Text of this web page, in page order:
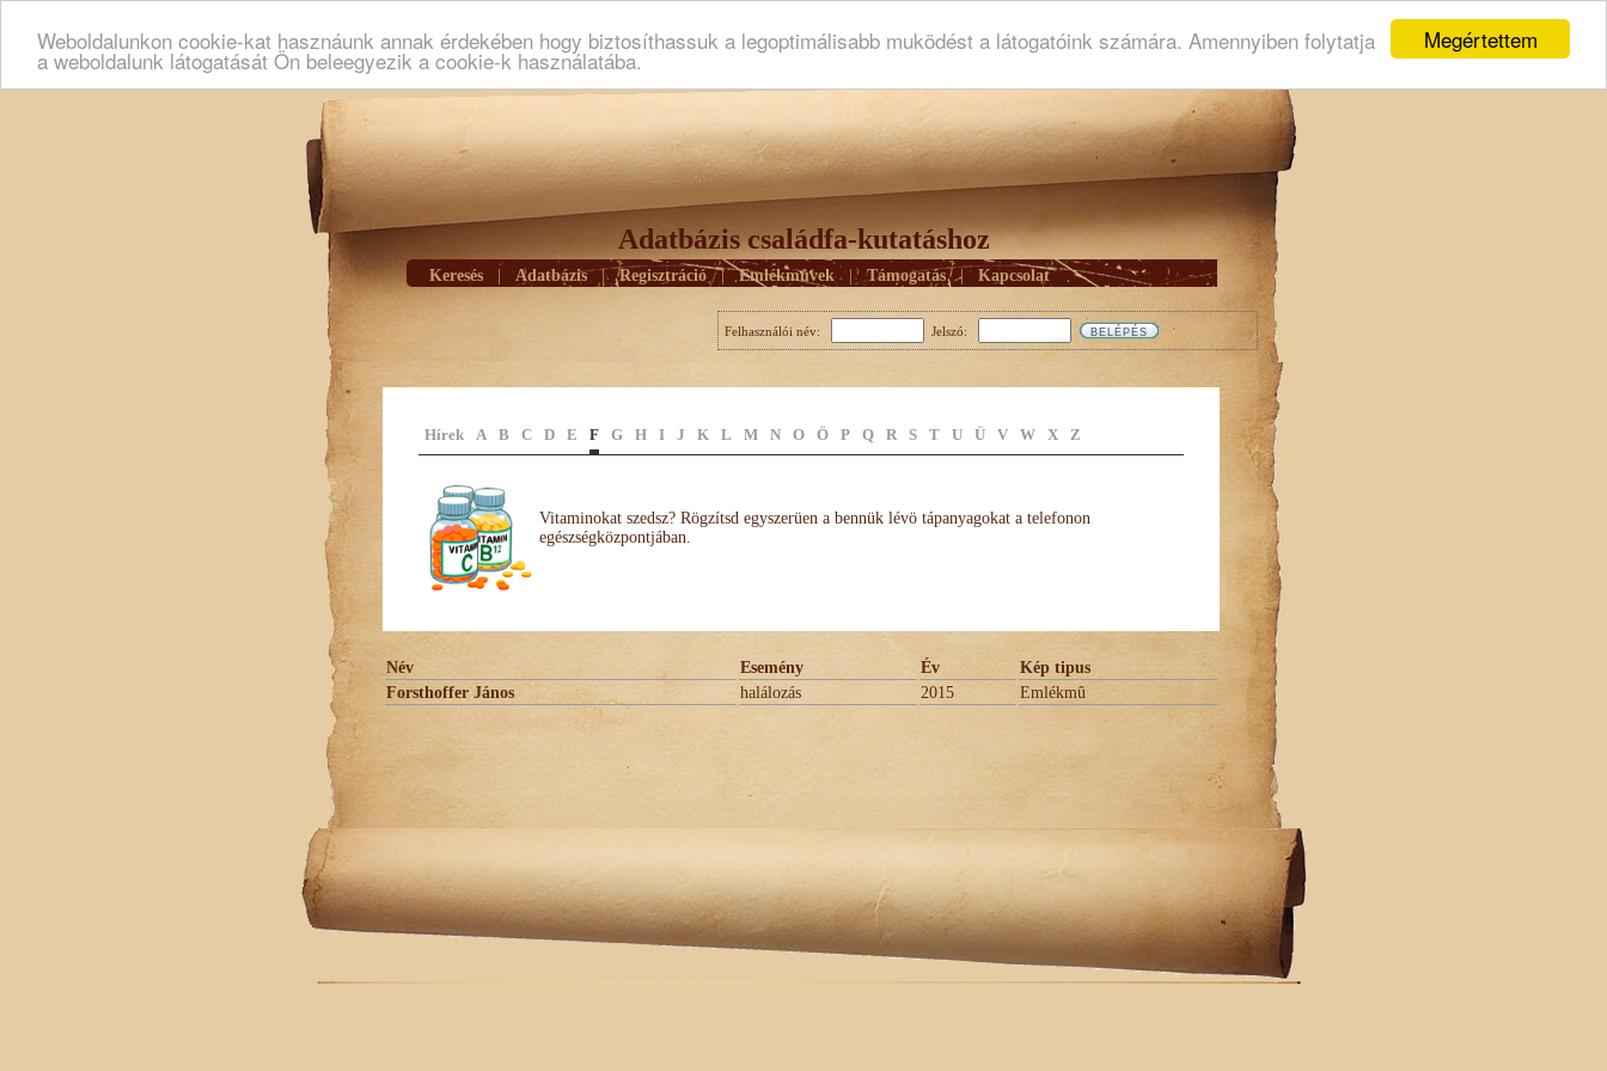
Megértettem
Weboldalunkon cookie-kat hasznáunk annak érdekében hogy biztosíthassuk a legoptimálisabb muködést a látogatóink számára. Amennyiben folytatja
a weboldalunk látogatását Ön beleegyezik a cookie-k használatába.
Adatbázis családfa-kutatáshoz
Keresés Adatbázis | Regisztráció | Emlékmûvek | Támogatás | Kapcsolat
Felhasználói név: Jelszó:
Hírek A B C D E F G H I J K L M N O Ö P Q R S T U Ü V W X Z
Vitaminokat szedsz? Rögzítsd egyszerüen a bennük lévö tápanyagokat a telefonon
egészségközpontjában.
Név Esemény Év
Kép tipus
Forsthoffer János
halálozás 2015 Emlékmû